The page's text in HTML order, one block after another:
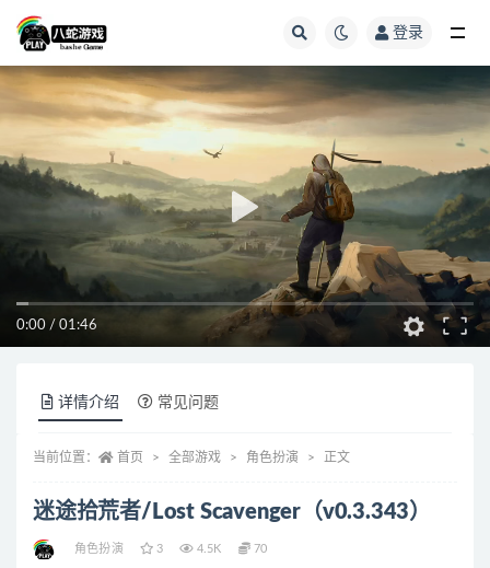
登录
0:00 / 01:46
详情介绍 常见问题
当前位置： 首页 全部游戏 角色扮演 正文
迷途拾荒者/Lost Scavenger（v0.3.343）
角色扮演 3 4.5K 70